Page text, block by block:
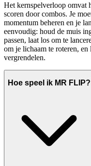
Het kernspelverloop omvat
scoren door combos. Je
momentum beheren en je
eenvoudig: houd de muis
passen, laat los om te
om je lichaam te roteren,
vergrendelen.
Hoe speel ik MR FLIP?